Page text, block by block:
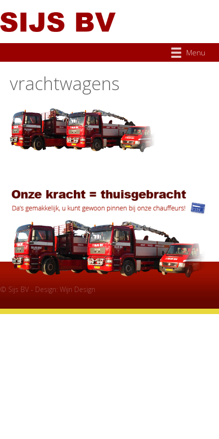
Menu
vrachtwagens
© Sijs BV - Design: Wijn Design